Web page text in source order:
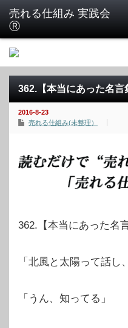
362.【本当にあった名言
2016-8-23
売れる仕組み(未整理）
362.【本当にあった名言
「北風と太陽って話し
「うん、知ってる」